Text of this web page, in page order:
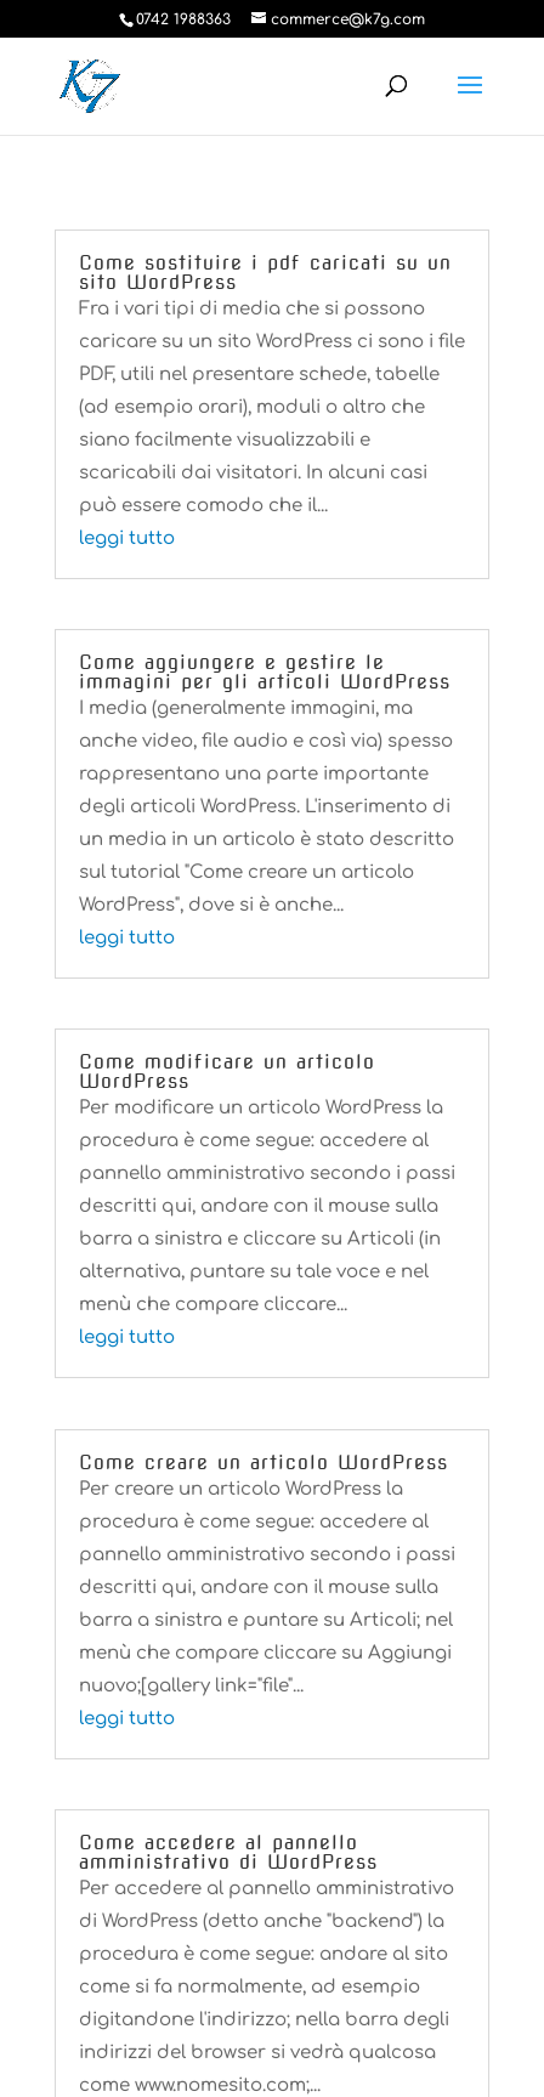
0742 1988363 commerce@k7g.com
Come sostituire i pdf caricati su un
sito WordPress
Fra i vari tipi di media che si possono
caricare su un sito WordPress ci sono i file
PDF, utili nel presentare schede, tabelle
(ad esempio orari), moduli o altro che
siano facilmente visualizzabili e
scaricabili dai visitatori. In alcuni casi
può essere comodo che il...
leggi tutto
Come aggiungere e gestire le
immagini per gli articoli WordPress
I media (generalmente immagini, ma
anche video, file audio e così via) spesso
rappresentano una parte importante
degli articoli WordPress. L'inserimento di
un media in un articolo è stato descritto
sul tutorial "Come creare un articolo
WordPress", dove si è anche...
leggi tutto
Come modificare un articolo
WordPress
Per modificare un articolo WordPress la
procedura è come segue: accedere al
pannello amministrativo secondo i passi
descritti qui, andare con il mouse sulla
barra a sinistra e cliccare su Articoli (in
alternativa, puntare su tale voce e nel
menù che compare cliccare...
leggi tutto
Come creare un articolo WordPress
Per creare un articolo WordPress la
procedura è come segue: accedere al
pannello amministrativo secondo i passi
descritti qui, andare con il mouse sulla
barra a sinistra e puntare su Articoli; nel
menù che compare cliccare su Aggiungi
nuovo;[gallery link="file"...
leggi tutto
Come accedere al pannello
amministrativo di WordPress
Per accedere al pannello amministrativo
di WordPress (detto anche "backend") la
procedura è come segue: andare al sito
come si fa normalmente, ad esempio
digitandone l'indirizzo; nella barra degli
indirizzi del browser si vedrà qualcosa
come www.nomesito.com;...